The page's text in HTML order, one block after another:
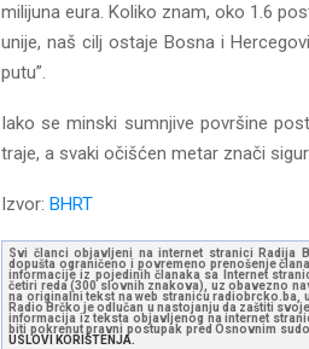
milijuna eura. Koliko znam, oko 1.6
unije, naš cilj ostaje Bosna i
putu”.
Iako se minski sumnjive površine
traje, a svaki očišćen metar znači
Izvor: BHRT
Svi članci objavljeni na internet stranici Radija
dopušta ograničeno i povremeno prenošenje
informacije iz pojedinih članaka sa Internet
četiri reda (300 slovnih znakova), uz obavezno
na originalni tekst na web stranicu
Radio Brčko je odlučan u nastojanju da zaštiti
informacija iz teksta objavljenog na internet
biti pokrenut pravni postupak pred Osnovnim
USLOVI KORIŠTENJA.